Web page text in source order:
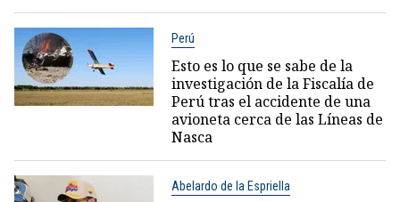
Perú
Esto es lo que se sabe de la
investigación de la Fiscalía de
Perú tras el accidente de una
avioneta cerca de las Líneas de
Nasca
Abelardo de la Espriella